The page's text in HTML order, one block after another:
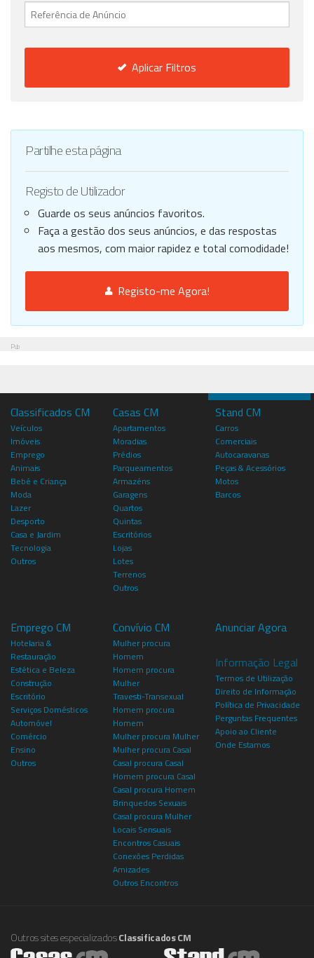
Aplicar Filtros
Partilhe esta página
Registo de Utilizador
Guarde os seus anúncios favoritos.
Faça a gestão dos seus anúncios, e das respostas
aos mesmos, com maior rapidez e total comodidade!
Registo-me Agora!
Pub
Classificados CM
Veículos
Imóveis
Emprego
Animais
Bebé e Criança
Moda
Lazer
Desporto
Casa e Jardim
Tecnologia
Outros
Casas CM
Apartamentos
Moradias
Prédios
Parqueamentos
Armazéns
Garagens
Quartos
Quintas
Escritórios
Lojas
Lotes
Terrenos
Outros
Stand CM
Carros
Comerciais
Autocaravanas
Peças & Acessórios
Motos
Barcos
Emprego CM
Hotelaria &
Restauração
Estética e Beleza
Construção
Escritório
Serviços Domésticos
Automóvel
Comércio
Ensino
Outros
Convívio CM
Mulher procura
Homem
Homem procura
Mulher
Travesti-Transexual
Homem procura
Homem
Mulher procura Mulher
Mulher procura Casal
Casal procura Casal
Homem procura Casal
Casal procura Homem
Brinquedos Sexuais
Casal procura Mulher
Locais Sensuais
Encontros Casuais
Conexões Perdidas
Amizades
Outros Encontros
Anunciar Agora
Informação Legal
Termos de Utilização
Direito de Informação
Política de Privacidade
Perguntas Frequentes
Apoio ao Cliente
Onde Estamos
Outros sites especializadosClassificados CM